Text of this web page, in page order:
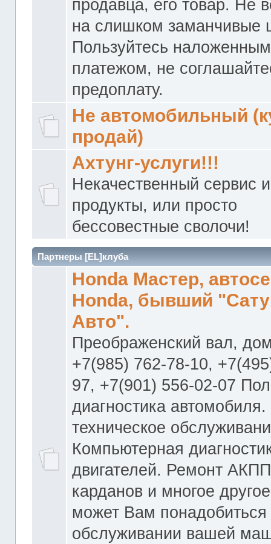
продавца, его товар. Не
на слишком заманчивые
Пользуйтесь наложенным
платежом, не
предоплату.
Не автомобильный
продай)
Ахтунг-услуги!!!
Некачественный сервис и
продукты, или просто
бессовестные сволочи!
Партнеры [EL]клуба
Honda Мастер,
Honda, бывший
Авто".
Преображенский вал,
+7(985) 762-78-10,
97, +7(901) 556-02-07
диагностика
техническое
Компьютерная
двигателей. Ремонт
карданов и многое
может Вам понадобиться
обслуживании вашей